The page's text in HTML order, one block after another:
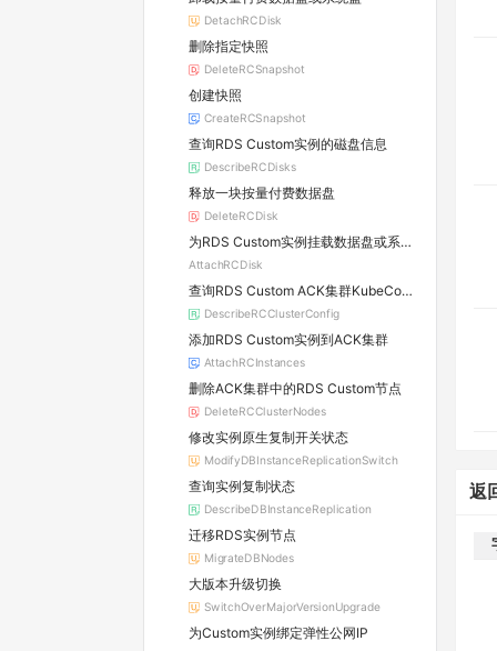
DetachRCDisk
删除指定快照
DeleteRCSnapshot
创建快照
CreateRCSnapshot
查询RDS Custom实例的磁盘信息
DescribeRCDisks
释放一块按量付费数据盘
DeleteRCDisk
为RDS Custom实例挂载数据盘或系统盘
AttachRCDisk
查询RDS Custom ACK集群KubeConfig
DescribeRCClusterConfig
添加RDS Custom实例到ACK集群
AttachRCInstances
删除ACK集群中的RDS Custom节点
DeleteRCClusterNodes
修改实例原生复制开关状态
ModifyDBInstanceReplicationSwitch
查询实例复制状态
DescribeDBInstanceReplication
迁移RDS实例节点
MigrateDBNodes
大版本升级切换
SwitchOverMajorVersionUpgrade
为Custom实例绑定弹性公网IP
返